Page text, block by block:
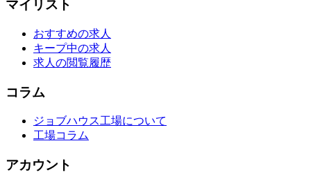
マイリスト
おすすめの求人
キープ中の求人
求人の閲覧履歴
コラム
ジョブハウス工場について
工場コラム
アカウント